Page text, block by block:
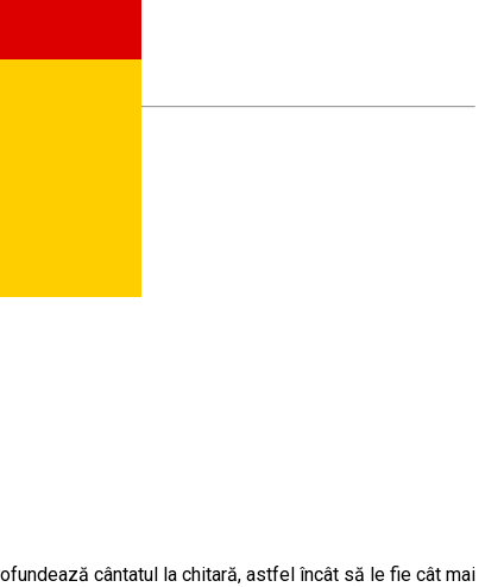
cântatul la chitară, astfel încât să le fie cât mai